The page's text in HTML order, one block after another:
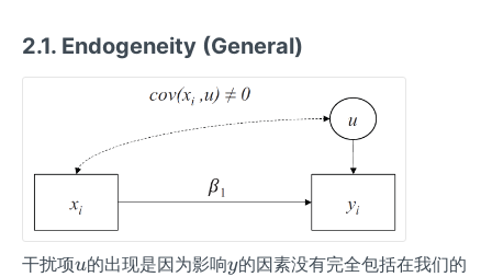
2,
\l
o
_i
2.1. Endogeneity (General)
干扰项u
u的出现是因为影响y
y的因素没有完全包括在我们的